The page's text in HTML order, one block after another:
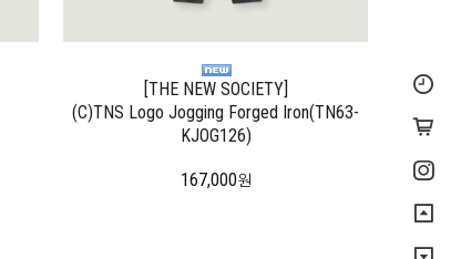
[THE NEW SOCIETY]
(C)TNS Logo Jogging Forged Iron(TN63-
KJOG126)
167,000원